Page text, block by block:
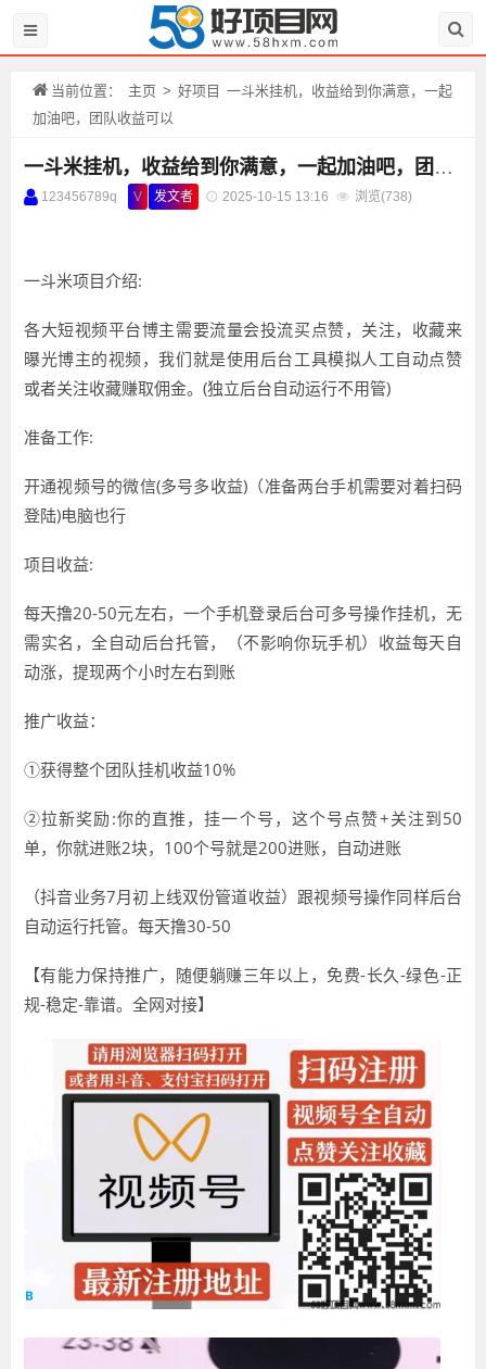
当前位置： 主页 > 好项目 一斗米挂机，收益给到你满意，一起
加油吧，团队收益可以
一斗米挂机，收益给到你满意，一起加油吧，团队收益可以
123456789q V 发文者 2025-10-15 13:16 浏览(738)
一斗米项目介绍:
各大短视频平台博主需要流量会投流买点赞，关注，收藏来
曝光博主的视频，我们就是使用后台工具模拟人工自动点赞
或者关注收藏赚取佣金。(独立后台自动运行不用管)
准备工作:
开通视频号的微信(多号多收益)（准备两台手机需要对着扫码
登陆)电脑也行
项目收益:
每天撸20-50元左右，一个手机登录后台可多号操作挂机，无
需实名，全自动后台托管，（不影响你玩手机）收益每天自
动涨，提现两个小时左右到账
推广收益：
①获得整个团队挂机收益10%
②拉新奖励:你的直推，挂一个号，这个号点赞+关注到50
单，你就进账2块，100个号就是200进账，自动进账
（抖音业务7月初上线双份管道收益）跟视频号操作同样后台
自动运行托管。每天撸30-50
【有能力保持推广，随便躺赚三年以上，免费-长久-绿色-正
规-稳定-靠谱。全网对接】